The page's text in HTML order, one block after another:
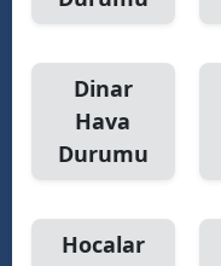
Dinar
Hava
Durumu
Hocalar